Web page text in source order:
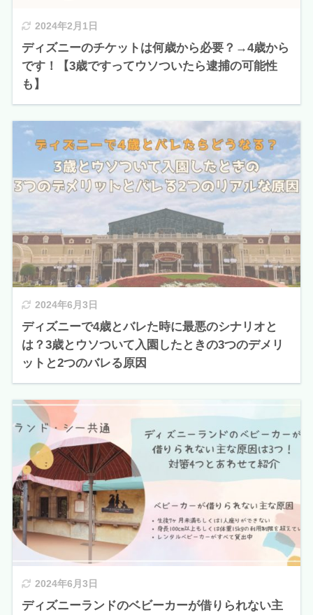
2024年2月1日
ディズニーのチケットは何歳から必要？→4歳から
です！【3歳ですってウソついたら逮捕の可能性
も】
2024年6月3日
ディズニーで4歳とバレた時に最悪のシナリオと
は？3歳とウソついて入園したときの3つのデメリ
ットと2つのバレる原因
2024年6月3日
ディズニーランドのベビーカーが借りられない主